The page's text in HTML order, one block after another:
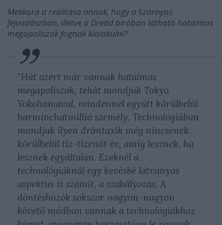
Mekkora a realitása annak, hogy a Szárnyas
fejvadászban, illetve a Dredd bíróban látható hatalmas
megapoliszok fognak kialakulni?
"Hát azért már vannak hatalmas
megapoliszok, tehát mondjuk Tokyo
Yokohamával, mindennel együtt körülbelül
harminchatmillió személy. Technológiában
mondjuk ilyen dróntaxik még nincsenek.
körülbelül tíz-tizenöt év, amíg lesznek, ha
lesznek egyáltalán. Ezeknél a
technológiáknál egy kevésbé látványos
aspektus is számít, a szabályozás. A
döntéshozók sokszor nagyon-nagyon
követő módban vannak a technológiákhoz